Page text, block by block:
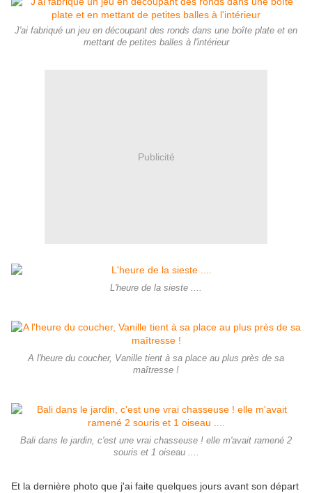
J'ai fabriqué un jeu en découpant des ronds dans une boîte plate et en
mettant de petites balles à l'intérieur
Publicité
L'heure de la sieste ....
A l'heure du coucher, Vanille tient à sa place au plus près de sa
maîtresse !
Bali dans le jardin, c'est une vrai chasseuse ! elle m'avait ramené 2
souris et 1 oiseau ....
Et la dernière photo que j'ai faite quelques jours avant son départ